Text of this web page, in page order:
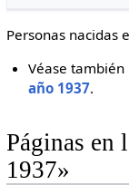
Personas nacidas
Véase
año 1937.
Páginas en
1937»